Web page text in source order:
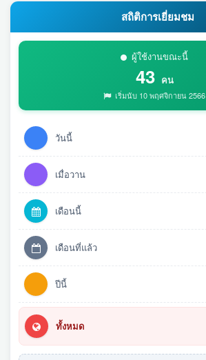
สถิติการเยี่ยมชม
ผู้ใช้งานขณะนี้
43 คน
เริ่มนับ 10 พฤศจิกายน 2566
วันนี้
เมื่อวาน
เดือนนี้
เดือนที่แล้ว
ปีนี้
ทั้งหมด